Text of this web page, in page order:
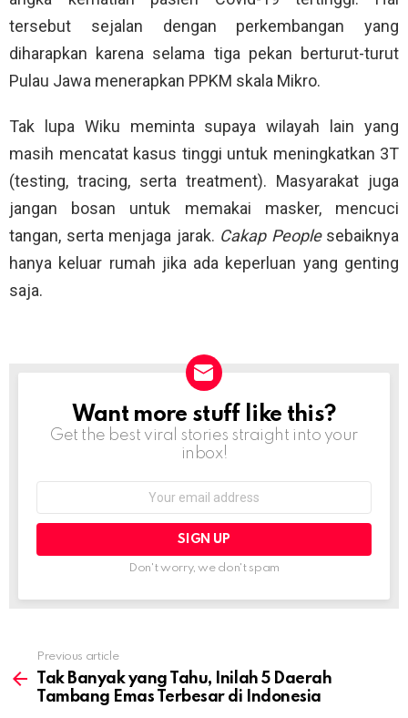
tersebut sejalan dengan perkembangan yang
diharapkan karena selama tiga pekan berturut-turut
Pulau Jawa menerapkan PPKM skala Mikro.
Tak lupa Wiku meminta supaya wilayah lain yang
masih mencatat kasus tinggi untuk meningkatkan 3T
(testing, tracing, serta treatment). Masyarakat juga
jangan bosan untuk memakai masker, mencuci
tangan, serta menjaga jarak. Cakap People sebaiknya
hanya keluar rumah jika ada keperluan yang genting
saja.
NEWSLETTER
Want more stuff like this?
Get the best viral stories straight into your
inbox!
Don't worry, we don't spam
more
Previous article
Tak Banyak yang Tahu, Inilah 5 Daerah
Tambang Emas Terbesar di Indonesia